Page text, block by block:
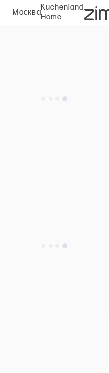
Москва
Kuchenland
Home